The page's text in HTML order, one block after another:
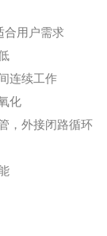
合用户需求
连续工作
化
，外接闭路循环